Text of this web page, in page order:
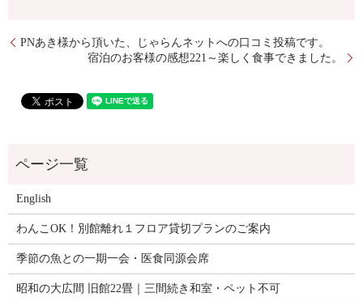
PNあき様から頂いた、じゃらんネットへの口コミ投稿です。
宿泊のお客様の感想221～楽しく食事できました。
English
わんこOK！別館離れ１フロア貸切プランのご案内
季節の魚との一期一会・医食同源会席
昭和の大広間 旧館22畳｜三間続き和室・ペット不可